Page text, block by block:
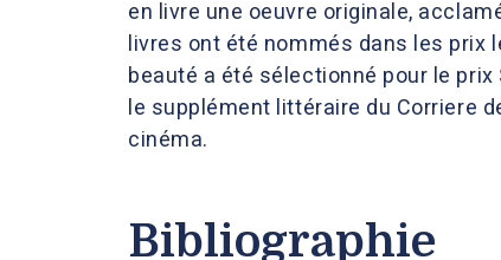
en livre une oeuvre originale,
livres ont été nommés dans les prix
beauté a été sélectionné pour le
le supplément littéraire du Corriere
cinéma.
Bibliographie